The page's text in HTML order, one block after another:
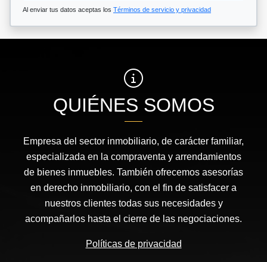
Al enviar tus datos aceptas los Términos de servicio y privacidad
QUIÉNES SOMOS
Empresa del sector inmobiliario, de carácter familiar,
especializada en la compraventa y arrendamientos
de bienes inmuebles. También ofrecemos asesorías
en derecho inmobiliario, con el fin de satisfacer a
nuestros clientes todas sus necesidades y
acompañarlos hasta el cierre de las negociaciones.
Políticas de privacidad